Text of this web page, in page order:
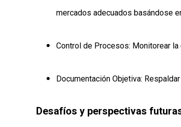
mercados adecuados basándose
Control de Procesos: Monitorear
Documentación Objetiva:
Desafíos y perspectivas